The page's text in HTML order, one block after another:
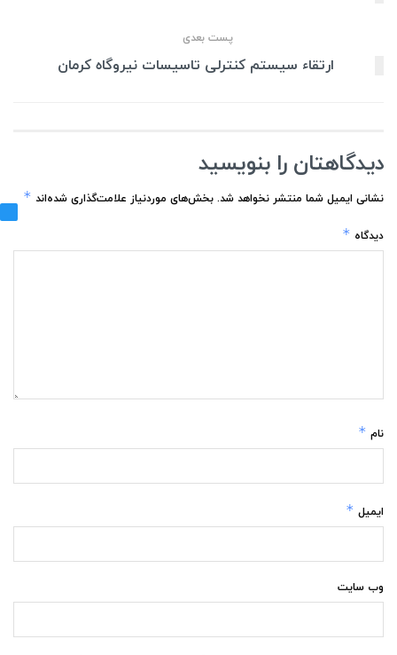
پست بعدی
ارتقاء سیستم کنترلی تاسیسات نیروگاه کرمان
دیدگاهتان را بنویسید
نشانی ایمیل شما منتشر نخواهد شد. بخش‌های موردنیاز علامت‌گذاری شده‌اند *
دیدگاه *
نام *
ایمیل *
وب‌ سایت